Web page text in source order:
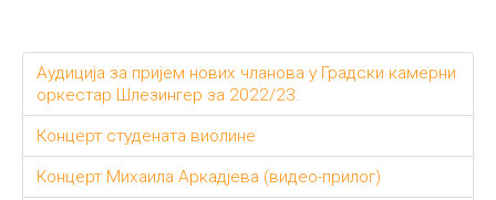
Аудиција за пријем нових чланова у Градски камерни
оркестар Шлезингер за 2022/23.
Концерт студената виолине
Концерт Михаила Аркадјева (видео-прилог)